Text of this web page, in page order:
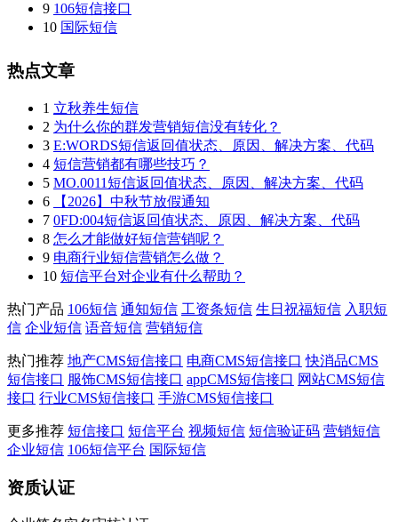
9 106短信接口
10 国际短信
热点文章
1 立秋养生短信
2 为什么你的群发营销短信没有转化？
3 E:WORDS短信返回值状态、原因、解决方案、代码
4 短信营销都有哪些技巧？
5 MO.0011短信返回值状态、原因、解决方案、代码
6
【2026】中秋节放假通知
7 0FD:004短信返回值状态、原因、解决方案、代码
8 怎么才能做好短信营销呢？
9 电商行业短信营销怎么做？
10 短信平台对企业有什么帮助？
热门产品 106短信 通知短信 工资条短信 生日祝福短信 入职短
信 企业短信 语音短信 营销短信
热门推荐 地产CMS短信接口 电商CMS短信接口 快消品CMS
短信接口 服饰CMS短信接口 appCMS短信接口 网站CMS短信
接口 行业CMS短信接口 手游CMS短信接口
更多推荐 短信接口 短信平台 视频短信 短信验证码 营销短信
企业短信 106短信平台 国际短信
资质认证